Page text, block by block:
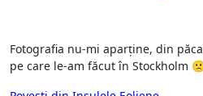
Fotografia nu-mi aparține, din
pe care le-am făcut în Stockholm